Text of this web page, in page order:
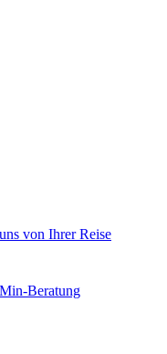
von Ihrer Reise
Beratung